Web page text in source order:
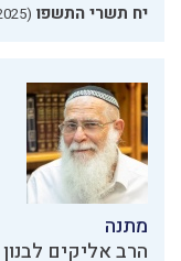
יח תשרי התשפו (10.10.2025)
מתנה
הרב אליקים לבנון